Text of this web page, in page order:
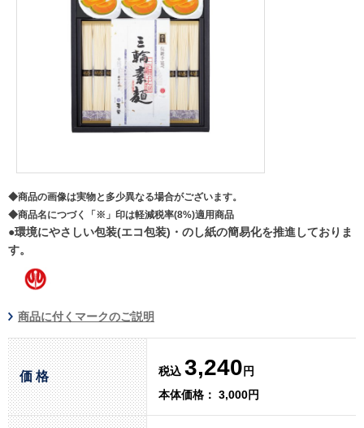
◆商品の画像は実物と多少異なる場合がございます。
◆商品名につづく「※」印は軽減税率(8%)適用商品
●環境にやさしい包装(エコ包装)・のし紙の簡易化を推進しておりま
す。
商品に付くマークのご説明
価 格 税込 3,240 円
本体価格： 3,000円